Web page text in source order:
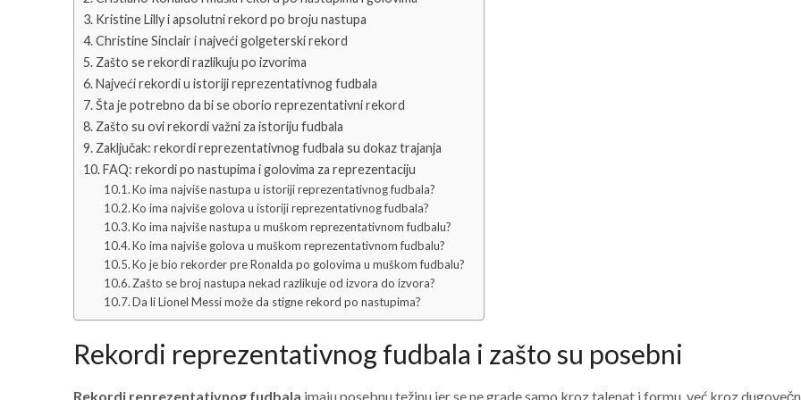
Kristine Lilly i apsolutni rekord po broju nastupa
Christine Sinclair i najveći golgeterski rekord
Zašto se rekordi razlikuju po izvorima
Najveći rekordi u istoriji reprezentativnog fudbala
Šta je potrebno da bi se oborio reprezentativni rekord
Zašto su ovi rekordi važni za istoriju fudbala
Zaključak: rekordi reprezentativnog fudbala su dokaz trajanja
FAQ: rekordi po nastupima i golovima za reprezentaciju
Ko ima najviše nastupa u istoriji reprezentativnog fudbala?
Ko ima najviše golova u istoriji reprezentativnog fudbala?
Ko ima najviše nastupa u muškom reprezentativnom fudbalu?
Ko ima najviše golova u muškom reprezentativnom fudbalu?
Ko je bio rekorder pre Ronalda po golovima u muškom fudbalu?
Zašto se broj nastupa nekad razlikuje od izvora do izvora?
Da li Lionel Messi može da stigne rekord po nastupima?
Rekordi reprezentativnog fudbala i zašto su posebni
Rekordi reprezentativnog fudbala imaju posebnu težinu jer se ne grade samo kroz talenat i formu, već kroz